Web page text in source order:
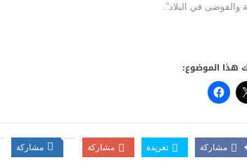
والفوضى في البلاد”.
هذا الموضوع:
مشاركة تغريدة مشاركة مشاركة